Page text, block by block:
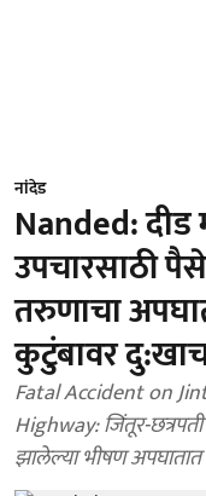
नांदेड
Nanded: दीड
उपचारसाठी
तरुणाचा
कुटुंबावर
Fatal Accident on
Highway: जिंतूर-
झालेल्या भीषण